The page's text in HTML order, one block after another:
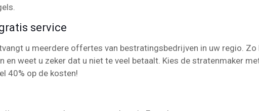
service
u meerdere offertes van bestratingsbedrijven in uw regio. Zo
en weet u zeker dat u niet te veel betaalt. Kies de stratenmaker
40% op de kosten!